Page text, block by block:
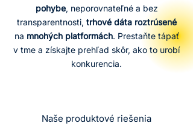
pohybe, neporovnateľné a bez
transparentnosti, trhové dáta roztrúsené
na mnohých platformách. Prestaňte tápať
v tme a získajte prehľad skôr, ako to urobí
konkurencia.
Naše produktové riešenia